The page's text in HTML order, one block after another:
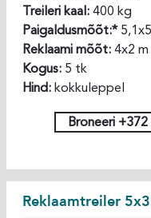
Treileri kaal: 400 kg
Paigaldusmõõt:*
Reklaami mõõt: 4x2 m
Kogus: 5 tk
Hind: kokkuleppel
Broneeri
Reklaamtreiler